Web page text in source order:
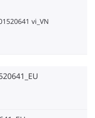
vi_VN